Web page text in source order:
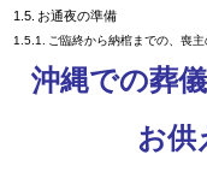
お通夜の準備
ご臨終から納棺までの、喪
沖縄での葬
お供